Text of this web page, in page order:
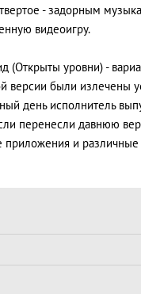
- задорным
видеоигру.
(Открыты уровни) -
версии были излечены
день исполнитель
перенесли давнюю
приложения и